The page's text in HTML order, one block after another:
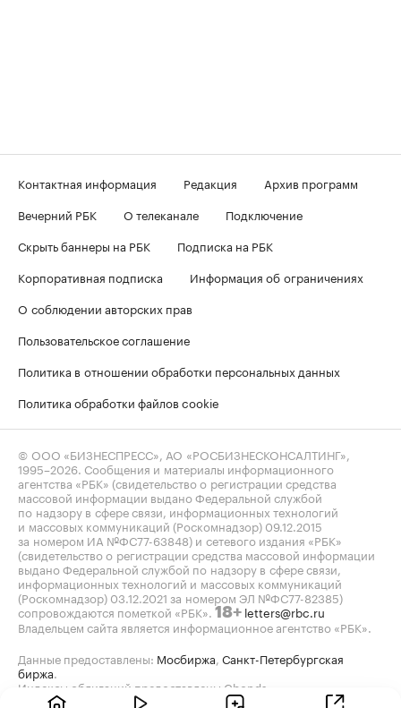
Контактная информация Редакция
Архив программ
Вечерний РБК
О телеканале
Подключение
Скрыть баннеры на РБК
Подписка на РБК
Корпоративная подписка
Информация об ограничениях
О соблюдении авторских прав
Пользовательское соглашение
Политика в отношении обработки персональных данных
Политика обработки файлов cookie
© ООО «БИЗНЕСПРЕСС», АО «РОСБИЗНЕСКОНСАЛТИНГ»,
1995–2026 . Сообщения и материалы информационного
агентства «РБК» (свидетельство о регистрации средства
массовой информации выдано Федеральной службой
по надзору в сфере связи, информационных технологий
и массовых коммуникаций (Роскомнадзор) 09.12.2015
за номером ИА №ФС77-63848) и сетевого издания «РБК»
(свидетельство о регистрации средства массовой информации
выдано Федеральной службой по надзору в сфере связи,
информационных технологий и массовых коммуникаций
(Роскомнадзор) 03.12.2021 за номером ЭЛ №ФС77-82385)
сопровождаются пометкой «РБК». 18+ letters@rbc.ru
Владельцем сайта является информационное агентство «РБК».
Данные предоставлены: Мосбиржа Санкт-Петербургская
биржа
Индексы облигаций предоставлены Cbonds.